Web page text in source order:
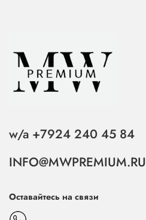
w/a +7924 240 45 84
INFO@MWPREMIUM.RU
Оставайтесь на связи